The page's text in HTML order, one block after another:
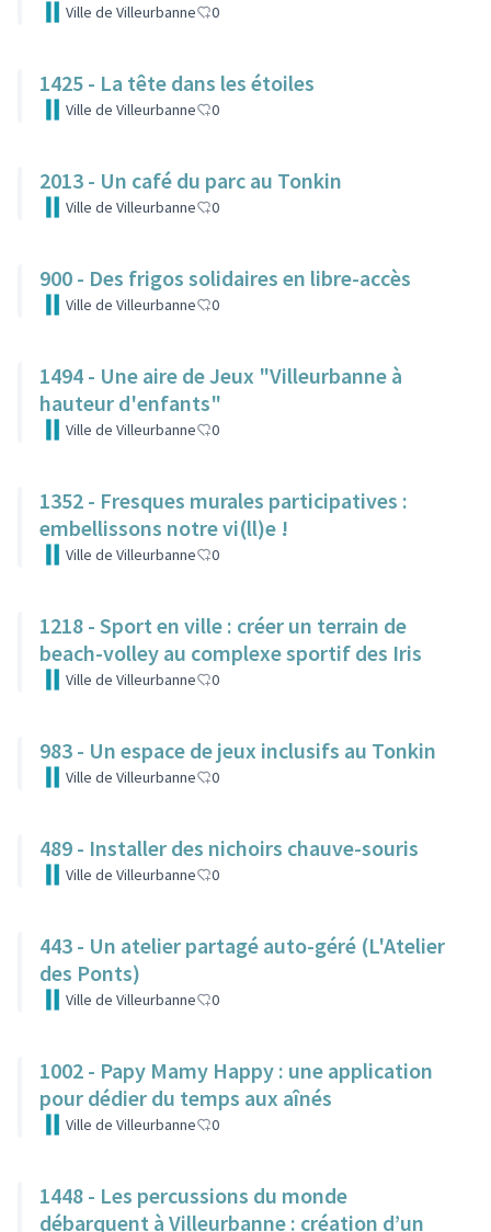
Ville de Villeurbanne 0
1425 - La tête dans les étoiles
Ville de Villeurbanne 0
2013 - Un café du parc au Tonkin
Ville de Villeurbanne 0
900 - Des frigos solidaires en libre-accès
Ville de Villeurbanne 0
1494 - Une aire de Jeux "Villeurbanne à
hauteur d'enfants"
Ville de Villeurbanne 0
1352 - Fresques murales participatives :
embellissons notre vi(ll)e !
Ville de Villeurbanne 0
1218 - Sport en ville : créer un terrain de
beach-volley au complexe sportif des Iris
Ville de Villeurbanne 0
983 - Un espace de jeux inclusifs au Tonkin
Ville de Villeurbanne 0
489 - Installer des nichoirs chauve-souris
Ville de Villeurbanne 0
443 - Un atelier partagé auto-géré (L'Atelier
des Ponts)
Ville de Villeurbanne 0
1002 - Papy Mamy Happy : une application
pour dédier du temps aux aînés
Ville de Villeurbanne 0
1448 - Les percussions du monde
débarquent à Villeurbanne : création d’un